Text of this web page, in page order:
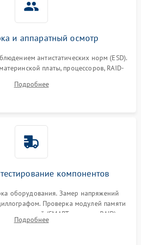
и аппаратный осмотр
антистатических норм (ESD).
платы, процессоров, RAID-
питания на наличие термических
прогаров или окислений.
Подробнее
компонентов
оборудования. Замер напряжений
Проверка модулей памяти
накопителей (SMART, массивы RAID)
диагностическими утилитами.
Подробнее